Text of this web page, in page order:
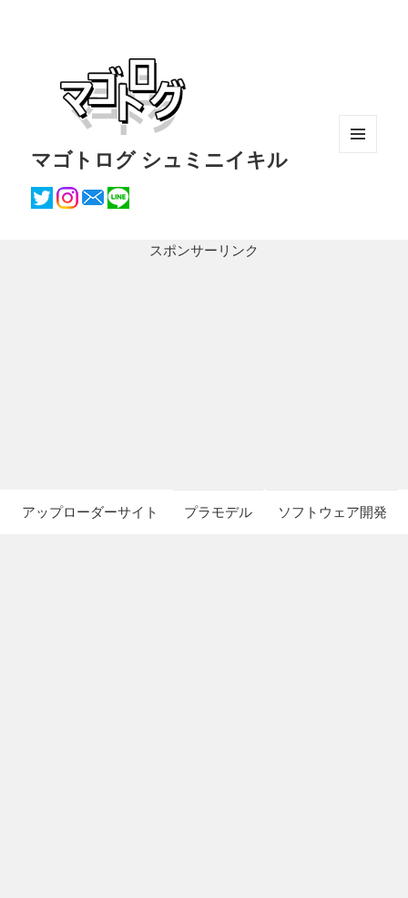
マゴトログ シュミニイキル
スポンサーリンク
アップローダーサイト プラモデル ソフトウェア開発